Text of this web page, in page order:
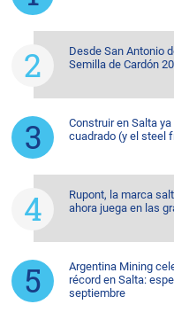
Desde San Antonio
Semilla de Cardón
Construir en Salta
cuadrado (y el steel
Rupont, la marca
ahora juega en las
Argentina Mining
récord en Salta:
septiembre